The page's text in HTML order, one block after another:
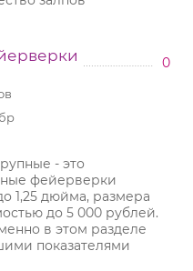
0
- это
фейерверки
1,25 дюйма, размера
до 5 000 рублей.
в этом разделе
показателями